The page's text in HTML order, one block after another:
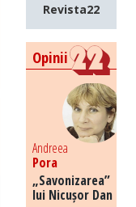
Revista22
Opinii
Andreea
Pora
„Savonizarea”
lui Nicușor Dan